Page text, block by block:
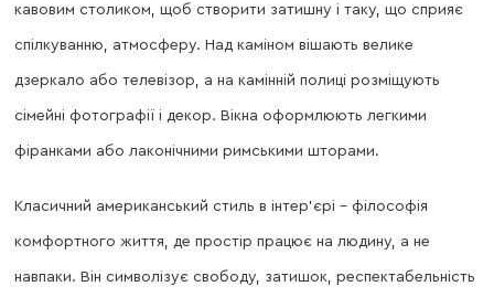
кавовим столиком, щоб створити затишну і таку, що сприяє
спілкуванню, атмосферу. Над каміном вішають велике
дзеркало або телевізор, а на камінній полиці розміщують
сімейні фотографії і декор. Вікна оформлюють легкими
фіранками або лаконічними римськими шторами.
Класичний американський стиль в інтер’єрі – філософія
комфортного життя, де простір працює на людину, а не
навпаки. Він символізує свободу, затишок, респектабельність